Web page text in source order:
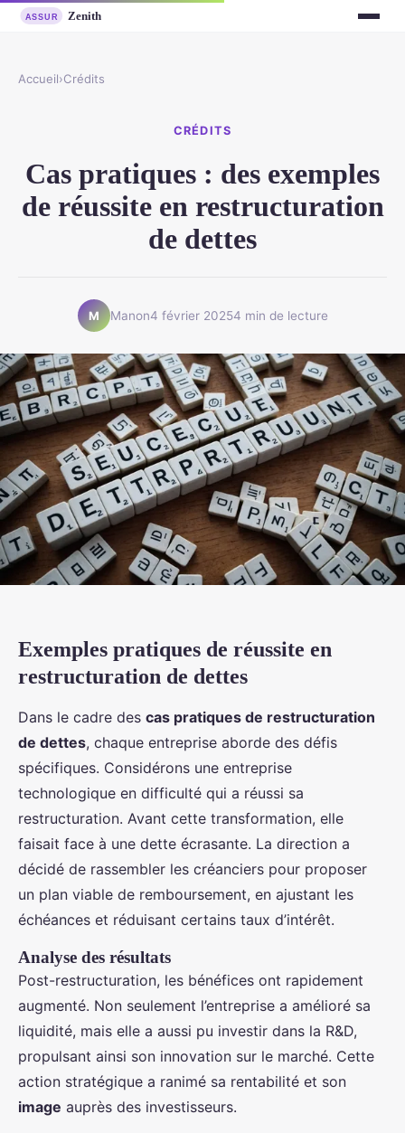
Accueil›Crédits
CRÉDITS
Cas pratiques : des exemples
de réussite en restructuration
de dettes
M Manon4 février 20254 min de lecture
Exemples pratiques de réussite en
restructuration de dettes
Dans le cadre des cas pratiques de restructuration
de dettes, chaque entreprise aborde des défis
spécifiques. Considérons une entreprise
technologique en difficulté qui a réussi sa
restructuration. Avant cette transformation, elle
faisait face à une dette écrasante. La direction a
décidé de rassembler les créanciers pour proposer
un plan viable de remboursement, en ajustant les
échéances et réduisant certains taux d’intérêt.
Analyse des résultats
Post-restructuration, les bénéfices ont rapidement
augmenté. Non seulement l’entreprise a amélioré sa
liquidité, mais elle a aussi pu investir dans la R&D,
propulsant ainsi son innovation sur le marché. Cette
action stratégique a ranimé sa rentabilité et son
image auprès des investisseurs.